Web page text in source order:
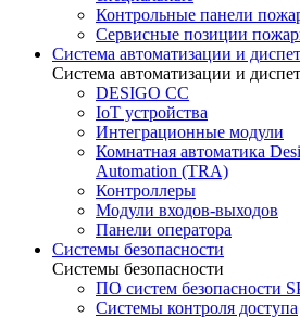
Контрольные панели
Сервисные позиции
Система автоматизации и
Система автоматизации и
DESIGO CC
IoT устройства
Интеграционные модули
Комнатная автоматика
Automation (TRA)
Контроллеры
Модули входов-выходов
Панели оператора
Системы безопасности
Системы безопасности
ПО систем безопасности
Системы контроля доступа